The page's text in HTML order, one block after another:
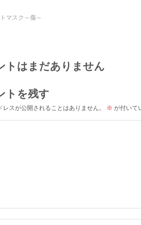
マスク～傷～
トはまだありません
トを残す
レスが公開されることはありません。 ※ が付いて